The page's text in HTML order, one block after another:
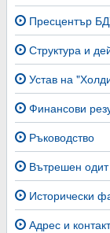
Пресцентър
Структура и
Устав на
Финансови
Ръководство
Вътрешен одит
Исторически
Адрес и